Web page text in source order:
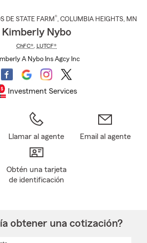
DE STATE FARM®, COLUMBIA HEIGHTS, MN
Kimberly Nybo
ChFC® LUTCF®
A Nybo Ins Agcy Inc
Investment Services
Llamar al agente Email al agente
Obtén una tarjeta
de identificación
obtener una cotización?